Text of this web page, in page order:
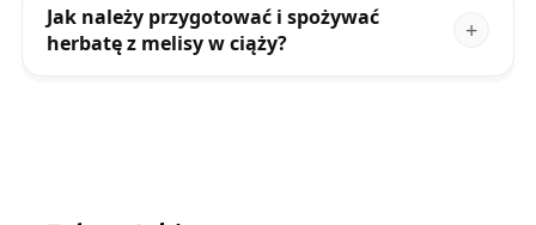
Jak należy przygotować i spożywać
herbatę z melisy w ciąży?